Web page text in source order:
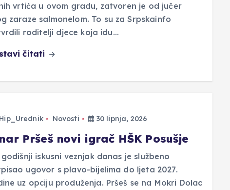
vrtića u ovom gradu, zatvoren je od jučer
zaraze salmonelom. To su za Srpskainfo
roditelji djece koja idu…
čitati
Hip_Urednik Novosti 30 lipnja, 2026
Pršeš novi igrač HŠK Posušje
godišnji iskusni veznjak danas je službeno
ugovor s plavo-bijelima do ljeta 2027.
uz opciju produženja. Pršeš se na Mokri Dolac